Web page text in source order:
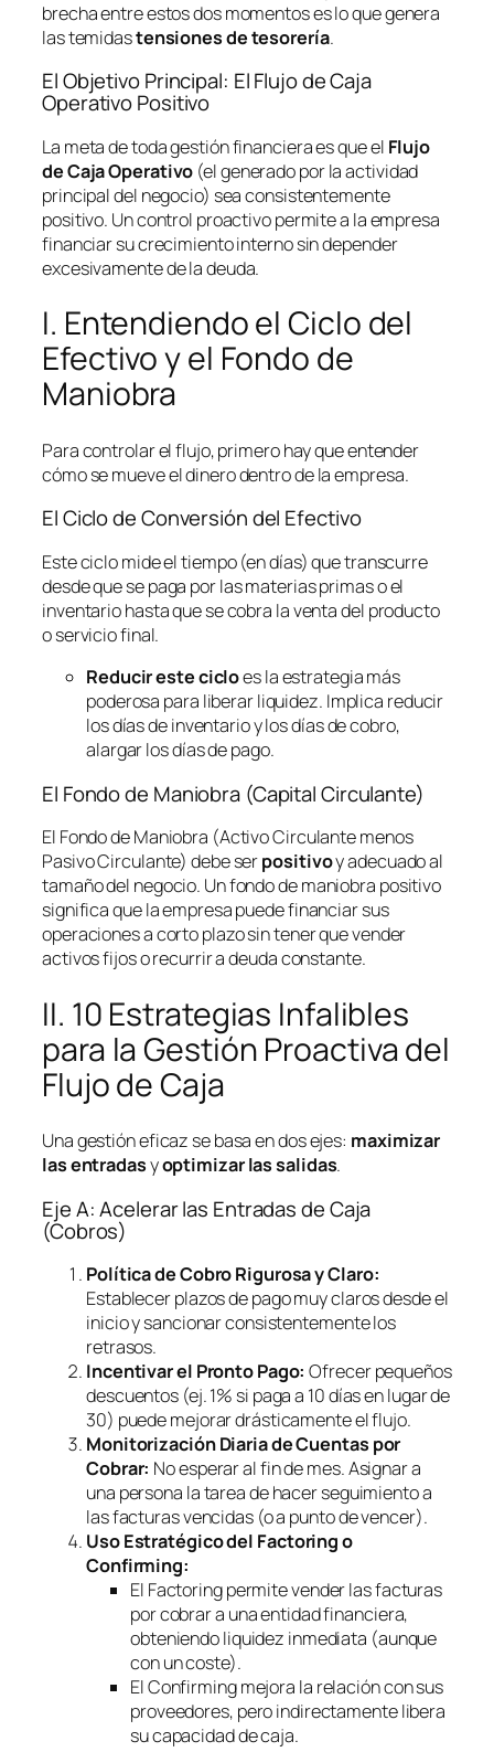
brecha entre estos dos momentos es lo que genera
las temidastensiones de tesorería.
El Objetivo Principal: El Flujo de Caja
Operativo Positivo
La meta de toda gestión financiera es que el Flujo
de Caja Operativo (el generado por la actividad
principal del negocio) sea consistentemente
positivo. Un control proactivo permite a la empresa
financiar su crecimiento interno sin depender
excesivamente de la deuda.
I. Entendiendo el Ciclo del
Efectivo y el Fondo de
Maniobra
Para controlar el flujo, primero hay que entender
cómo se mueve el dinero dentro de la empresa.
El Ciclo de Conversión del Efectivo
Este ciclo mide el tiempo (en días) que transcurre
desde que se paga por las materias primas o el
inventario hasta que se cobra la venta del producto
o servicio final.
Reducir este cicloes la estrategia más
poderosa para liberar liquidez. Implica reducir
los días de inventario y los días de cobro,
alargar los días de pago.
El Fondo de Maniobra (Capital Circulante)
El Fondo de Maniobra (Activo Circulante menos
Pasivo Circulante) debe serpositivoy adecuado al
tamaño del negocio. Un fondo de maniobra positivo
significa que la empresa puede financiar sus
operaciones a corto plazo sin tener que vender
activos fijos o recurrir a deuda constante.
II. 10 Estrategias Infalibles
para la Gestión Proactiva del
Flujo de Caja
Una gestión eficaz se basa en dos ejes: maximizar
las entradasyoptimizar las salidas.
Eje A: Acelerar las Entradas de Caja
(Cobros)
Política de Cobro Rigurosa y Claro:
Establecer plazos de pago muy claros desde el
inicio y sancionar consistentemente los
retrasos.
Incentivar el Pronto Pago: Ofrecer pequeños
descuentos (ej. 1% si paga a 10 días en lugar de
30) puede mejorar drásticamente el flujo.
Monitorización Diaria de Cuentas por
Cobrar: No esperar al fin de mes. Asignar a
una persona la tarea de hacer seguimiento a
las facturas vencidas (o a punto de vencer).
Uso Estratégico del Factoringo
Confirming:
El Factoringpermite vender las facturas
por cobrar a una entidad financiera,
obteniendo liquidez inmediata (aunque
con un coste).
ElConfirmingmejora la relación con sus
proveedores, pero indirectamente libera
su capacidad de caja.